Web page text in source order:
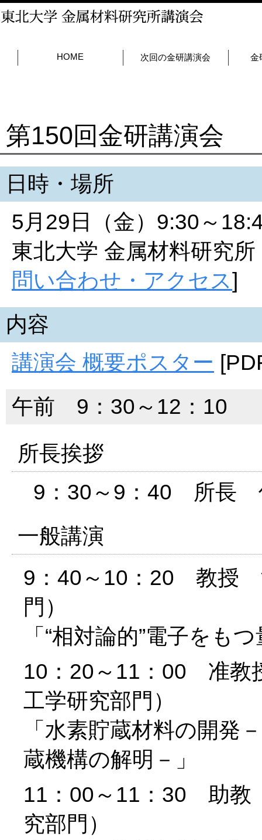
HOME 次回の金研講演会 金
第150回金研講演会
日時・場所
5月29日（金）9:30～
東北大学 金属材料研究
問い合わせ・アクセス]
内容
講演会 概要ポスター
午前 9：30～12：10
所長挨拶
9：30～9：40 所長
一般講演
9：40～10：20 教授
門）
「“相対論的”電子をも
10：20～11：00 准教
工学研究部門）
「水素貯蔵材料の開発
蔵機構の解明－」
11：00～11：30 助教
究部門）